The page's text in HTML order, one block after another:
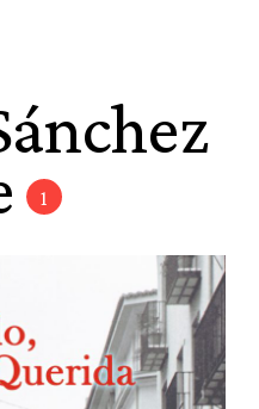
1